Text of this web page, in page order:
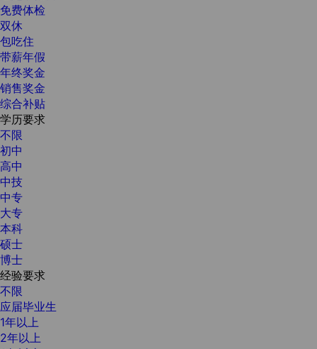
免费体检
双休
包吃住
带薪年假
年终奖金
销售奖金
综合补贴
学历要求
不限
初中
高中
中技
中专
大专
本科
硕士
博士
经验要求
不限
应届毕业生
1年以上
2年以上